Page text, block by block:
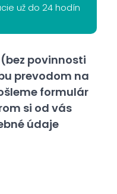
už do 24 hodín
povinnosti
prevodom na
formulár
si od vás
údaje